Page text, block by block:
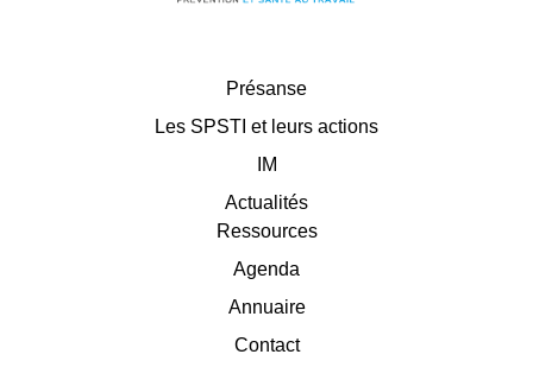
Présanse
Les SPSTI et leurs actions
IM
Actualités
Ressources
Agenda
Annuaire
Contact